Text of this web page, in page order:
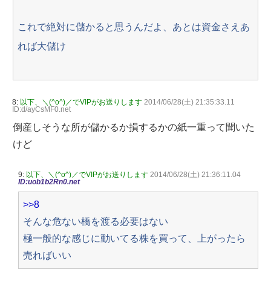
これで絶対に儲かると思うんだよ、あとは資金さえあ
れば大儲け
8: 以下、＼(^o^)／でVIPがお送りします 2014/06/28(土) 21:35:33.11
ID:d/ayCsMF0.net
倒産しそうな所が儲かるか損するかの紙一重って聞いた
けど
9: 以下、＼(^o^)／でVIPがお送りします 2014/06/28(土) 21:36:11.04
ID:uob1b2Rn0.net
>>8
そんな危ない橋を渡る必要はない
極一般的な感じに動いてる株を買って、上がったら
売ればいい